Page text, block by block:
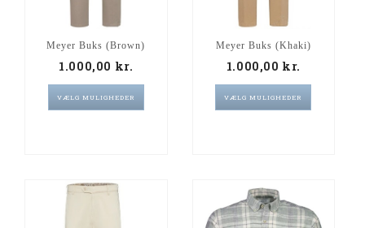
Meyer Buks (Brown)
1.000,00 kr.
VÆLG MULIGHEDER
Meyer Buks (Khaki)
1.000,00kr.
VÆLG MULIGHEDER